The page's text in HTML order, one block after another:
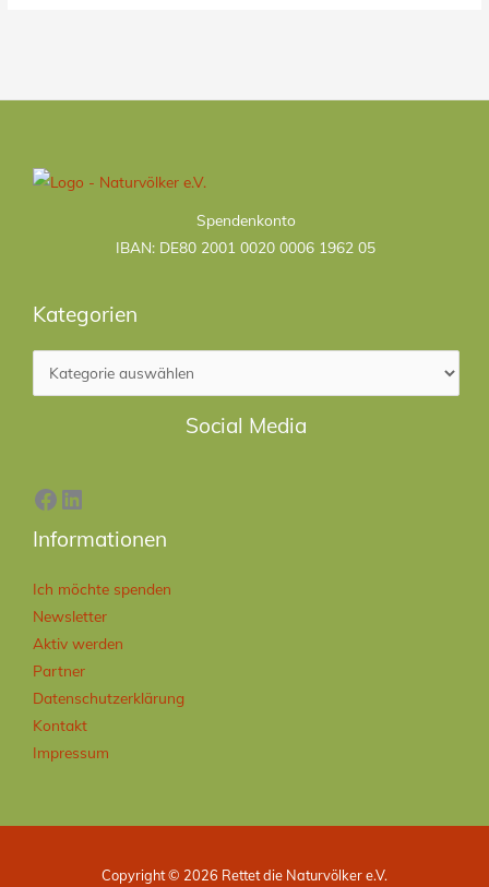
Spendenkonto
IBAN: DE80 2001 0020 0006 1962 05
Kategorien
Social Media
Facebook
LinkedIn
Informationen
Ich möchte spenden
Newsletter
Aktiv werden
Partner
Datenschutzerklärung
Kontakt
Impressum
Copyright © 2026 Rettet die Naturvölker e.V.